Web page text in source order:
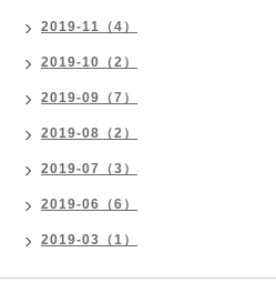
2019-11（4）
2019-10（2）
2019-09（7）
2019-08（2）
2019-07（3）
2019-06（6）
2019-03（1）